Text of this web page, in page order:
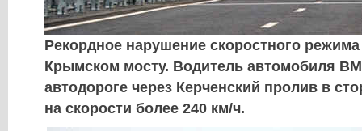
Рекордное нарушение скоростного
Крымском мосту. Водитель автомобиля
автодороге через Керченский пролив в
на скорости более 240 км/ч.